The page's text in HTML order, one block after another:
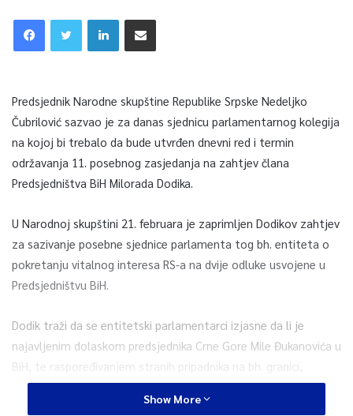
Predsjednik Narodne skupštine Republike Srpske Nedeljko
Čubrilović sazvao je za danas sjednicu parlamentarnog kolegija
na kojoj bi trebalo da bude utvrđen dnevni red i termin
održavanja 11. posebnog zasjedanja na zahtjev člana
Predsjedništva BiH Milorada Dodika.
U Narodnoj skupštini 21. februara je zaprimljen Dodikov zahtjev
za sazivanje posebne sjednice parlamenta tog bh. entiteta o
pokretanju vitalnog interesa RS-a na dvije odluke usvojene u
Predsjedništvu BiH.
Dodik traži da se entitetski parlamentarci izjasne da li je
najavljenim dolaskom predsjednika Crne Gore Mile Đukanovića u
BiH, te raspoređivanjem stranih pripadnika na bh. granici,
ugrožen vitalni interes RS.
Show More